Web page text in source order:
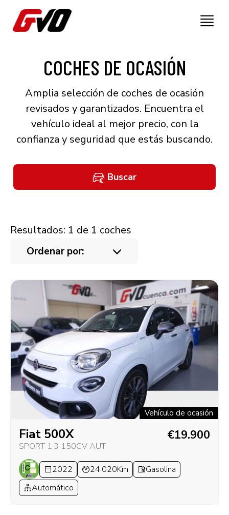
COCHES DE OCASIÓN
Amplia selección de coches de ocasión
revisados y garantizados. Encuentra el
vehículo ideal al mejor precio, con la
confianza y seguridad que estás buscando.
Buscar
Resultados: 1 de 1 coches
Ordenar por:
Vehículo de ocasión
Fiat 500X
SPORT 1.3 150CV AUT
€19.900
2022 24.020Km
Gasolina
Automático